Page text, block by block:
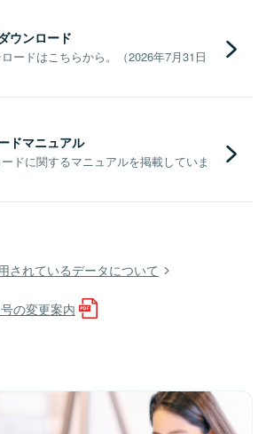
ウンロード
ードはこちらから。（2026年7月31日
ドマニュアル
ドに関するマニュアルを掲載していま
されているデータについて
の変更案内